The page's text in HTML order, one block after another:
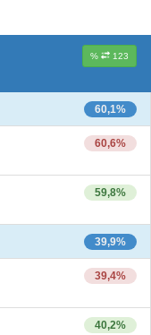
% 123
60,1%
60,6%
59,8%
39,9%
39,4%
40,2%